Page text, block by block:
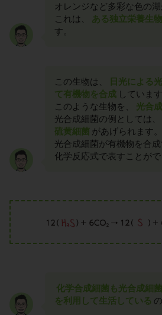
オレンジなど多彩な色の湖
これは、
ある独立栄養生
す。
この生物は、
日光による
て有機物を合成 しています
このような生物を、
光合
光合成細菌の例としては、
硫黄細菌 があげられます。
光合成細菌が有機物を合
化学反応式で表すことがで
化学合成細菌も光合成細
を利用して生活している